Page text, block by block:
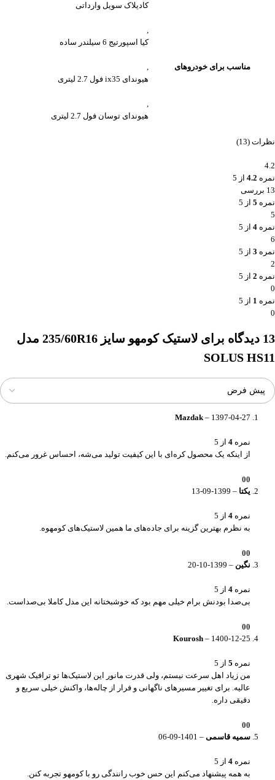
مناسب برای خودروهای
کادیلاک سویل وارداتی
,
کیا اسپورتیج 6 سیلندر ساده
,
هیوندای ix35 فول 2.7 لیتری
,
هیوندای توسان فول 2.7 لیتری
نظرات (13)
4.2
نمره 4.2 از 5
13 بررسی
نمره 5 از 5
5
نمره 4 از 5
6
نمره 3 از 5
2
نمره 2 از 5
0
نمره 1 از 5
0
13 دیدگاه برای
لاستیک کومهو سایز 235/60R16 مدل
SOLUS HS11
Mazdak – 1397-04-27
نمره 4 از 5
از اینکه یک محصول کره‌ای با این کیفیت تولید می‌شه، احساس غرور می‌کنم.
0
0
یکتا –
1399-09-13
نمره 4 از 5
به نظرم بهترین گزینه برای جاده‌های ما همین لاستیک‌های کومهوه.
0
0
نگین –
1399-10-20
نمره 4 از 5
بی‌صدا بودنش برام خیلی مهم بود که خوشبختانه این مدل کاملا بی‌صداست.
0
0
Kourosh – 1400-12-25
نمره 5 از 5
من زیاد اهل سرعت نیستم، ولی قدرت مانور این لاستیک‌ها تو ترافیک شهری
عالیه. برای تغییر مسیرهای ناگهانی و فرار از چاله‌ها، واکنش خیلی سریع و
دقیقی داره.
0
0
سمیه قاسمی –
1401-09-06
نمره 4 از 5
به همه پیشنهاد می‌کنم این حس خوب رانندگی رو با کومهو تجربه کنن.